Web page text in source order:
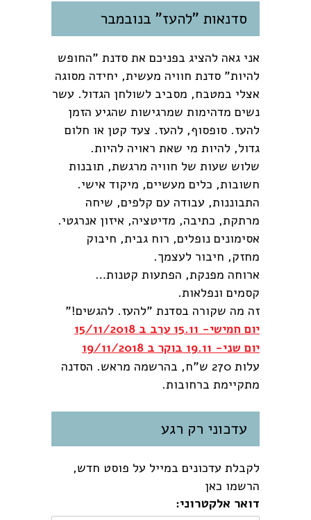
סדנאות "להעז" בנובמבר
אני גאה להציג בפניכם את סדנת "החופש
להיות" סדנת חוויה מעשית, יחידה מסוגה
אצלי במטבח, מסביב לשולחן הגדול. עשר
נשים מדהימות שמרגישות שהגיע הזמן
להעז. סופסוף, להעז. צעד קטן או חלום
גדול, להיות מי שאת ראויה להיות.
שלוש שעות של חוויה מרגשת, תובנות
חשובות, כלים מעשיים, מיקוד אישי.
התבוננות, עבודה עם קלפים, שיחה
מרתקת, כתיבה, מדיטציה, איזון אנרגטי.
אסימונים נופלים, רוח גבית, חיבוק
מחזק, חיבור לעצמך.
ארוחה מפנקת, הפתעות קטנות…
קסמים ונפלאות.
זה מה שקורה בסדנת "להעז. להגשים!"
יום חמישי- 15.11 ערב ב 15/11/2018
יום שני- 19.11 בוקר ב 19/11/2018
עלות 270 ש"ח, בהרשמה מראש. הסדנה
מתקיימת ברחובות.
עדכוני רק רגע
לקבלת עדכונים במייל על פוסט חדש,
הרשמו כאן
דואר אלקטרוני: